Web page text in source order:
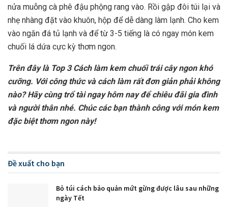
nửa muỗng cà phê đậu phộng rang vào. Rồi gập đôi túi lại và
nhẹ nhàng đặt vào khuôn, hộp để dễ dàng làm lạnh. Cho kem
vào ngăn đá tủ lạnh và để từ 3-5 tiếng là có ngay món kem
chuối lá dứa cực kỳ thơm ngon.
Trên đây là Top 3 Cách làm kem chuối trái cây ngon khó
cưỡng. Với công thức và cách làm rất đơn giản phải không
nào? Hãy cùng trổ tài ngay hôm nay để chiêu đãi gia đình
và người thân nhé. Chúc các bạn thành công với món kem
đặc biệt thơm ngon này!
Đề xuất cho bạn
Bỏ túi cách bảo quản mứt gừng được lâu sau những
ngày Tết